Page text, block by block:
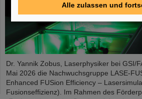
Dr. Yannik Zobus, Laserphysiker bei GSI/
Mai 2026 die Nachwuchsgruppe LASE-
Enhanced FUSion Efficiency –
Fusionseffizienz). Im Rahmen des
Alle zulassen und